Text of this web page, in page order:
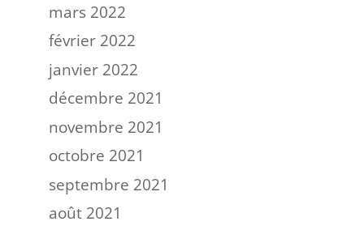
mars 2022
février 2022
janvier 2022
décembre 2021
novembre 2021
octobre 2021
septembre 2021
août 2021